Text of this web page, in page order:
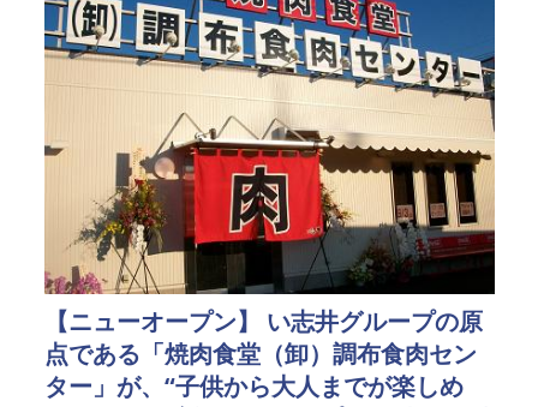
【ニューオープン】 い志井グループの原
点である「焼肉食堂（卸）調布食肉セン
ター」が、“子供から大人までが楽しめ